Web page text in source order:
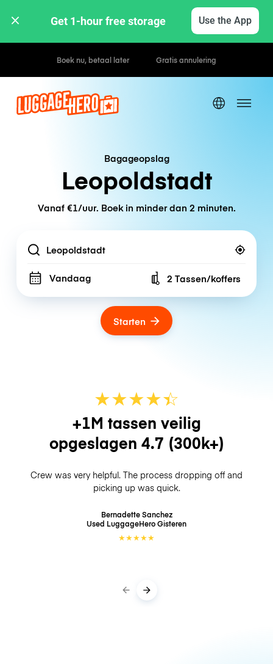
Get 1-hour free storage Use the App
Uur- / dagtarieven
Bagageopslag
Leopoldstadt
Vanaf €1/uur. Boek in minder dan 2 minuten.
Location
Vandaag Number of bags
2 Tassen/koffers
Starten
★★★★☆
★
+1M tassen veilig
opgeslagen 4.7 (300k+)
Crew was very helpful. The process dropping off and
picking up was quick.
Bernadette Sanchez
Used LuggageHeroGisteren
★★★★★